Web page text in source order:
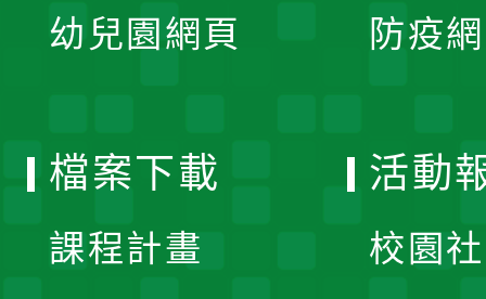
幼兒園網頁 防疫
檔案下載
課程計畫
活動
校園